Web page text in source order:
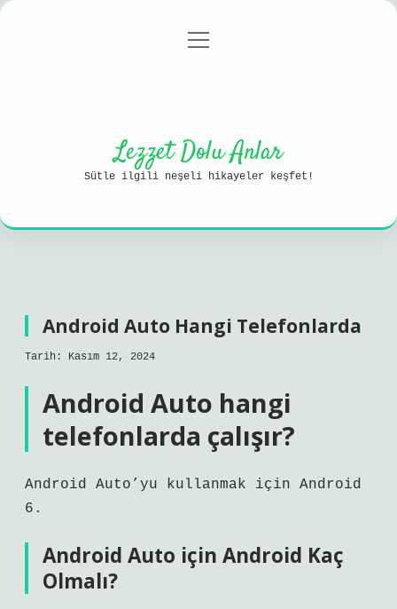
Gizlilik Politikası
menüyü
Lezzet Dolu Anlar
Sütle ilgili neşeli hikayeler keşfet!
Android Auto Hangi Telefonlarda
Tarih: Kasım 12, 2024
Android Auto hangi
telefonlarda çalışır?
Android Auto’yu kullanmak için Android
6.
Android Auto için Android Kaç
Olmalı?